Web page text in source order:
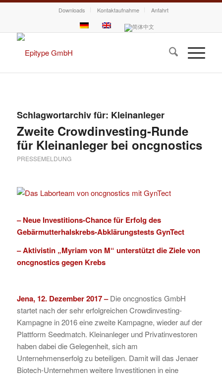
Downloads Kontaktaufnahme Anfahrt
Schlagwortarchiv für: Kleinanleger
Zweite Crowdinvesting-Runde
für Kleinanleger bei oncgnostics
PRESSEMELDUNG
– Neue Investitions-Chance für Erfolg des
Gebärmutterhalskrebs-Abklärungstests GynTect
– Aktivistin „Myriam von M“ unterstützt die Ziele von
oncgnostics gegen Krebs
Jena, 12. Dezember 2017 –Die oncgnostics GmbH
startet nach der sehr erfolgreichen Crowdinvesting-
Kampagne in 2016 eine zweite Kampagne, wieder auf der
Plattform Seedmatch. Kleinanleger und Privatinvestoren
haben dabei die Gelegenheit, sich am
Unternehmenserfolg zu beteiligen. Damit will das Jenaer
Biotech-Unternehmen weitere Investitionen in eine